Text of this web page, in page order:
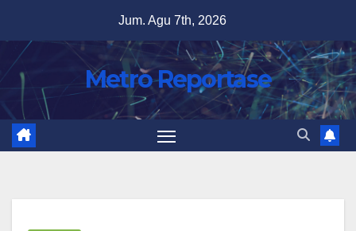
content
Jum. Agu 7th, 2026
Metro Reportase